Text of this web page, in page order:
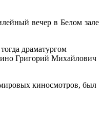
вечер в Белом зале
драматургом
Григорий Михайлович
киносмотров, был